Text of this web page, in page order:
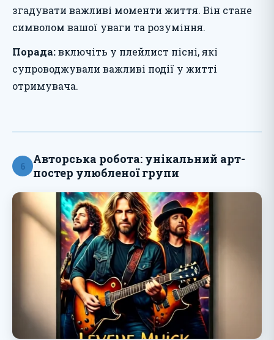
згадувати важливі моменти життя. Він стане
символом вашої уваги та розуміння.
Порада:включіть у плейлист пісні, які
супроводжували важливі події у житті
отримувача.
6
Авторська робота: унікальний арт-
постер улюбленої групи